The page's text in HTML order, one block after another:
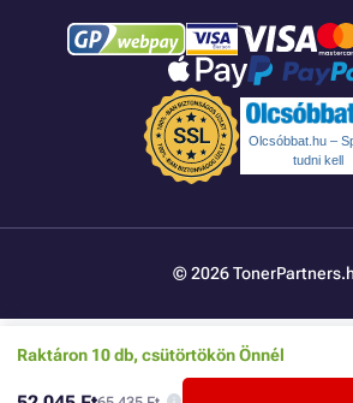
Raktáron 10 db, csütörtökön Önnél
Olcsóbbat.hu –
tudni kell
© 2026